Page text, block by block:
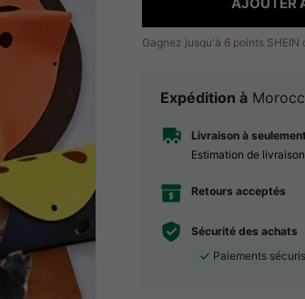
Gagnez jusqu'à 6 points SHEIN
Expédition à
Livraison à
Estimation de
Retours acceptés
Sécurité des achats
Paiements